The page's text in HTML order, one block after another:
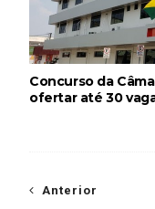
Concurso da
ofertar até 30
Anterior